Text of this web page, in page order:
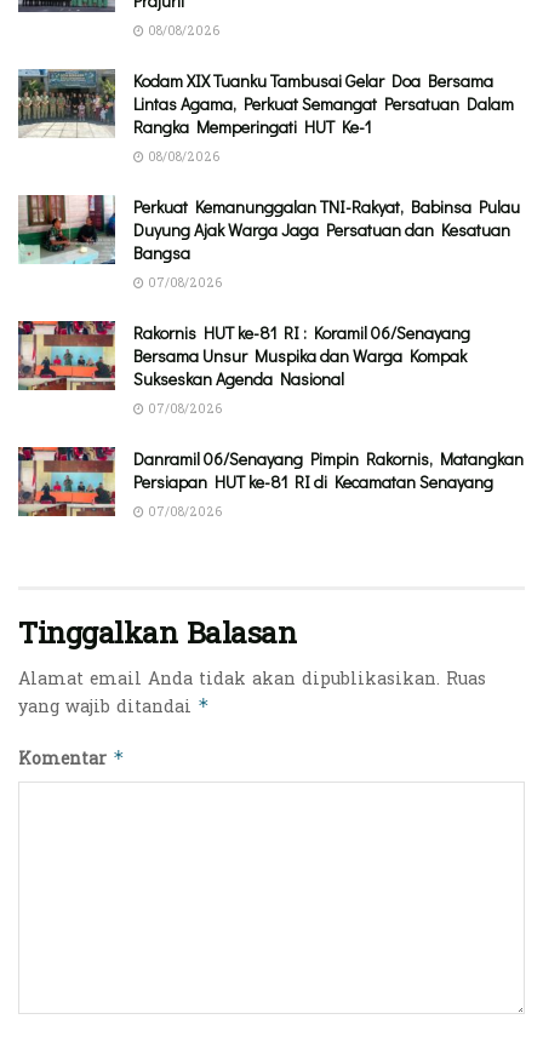
08/08/2026
Kodam XIX Tuanku Tambusai Gelar Doa Bersama
Lintas Agama, Perkuat Semangat Persatuan Dalam
Rangka Memperingati HUT Ke-1
08/08/2026
Perkuat Kemanunggalan TNI-Rakyat, Babinsa Pulau
Duyung Ajak Warga Jaga Persatuan dan Kesatuan
Bangsa
07/08/2026
Rakornis HUT ke-81 RI : Koramil 06/Senayang
Bersama Unsur Muspika dan Warga Kompak
Sukseskan Agenda Nasional
07/08/2026
Danramil 06/Senayang Pimpin Rakornis, Matangkan
Persiapan HUT ke-81 RI di Kecamatan Senayang
07/08/2026
Tinggalkan Balasan
Alamat email Anda tidak akan dipublikasikan. Ruas
yang wajib ditandai *
Komentar *